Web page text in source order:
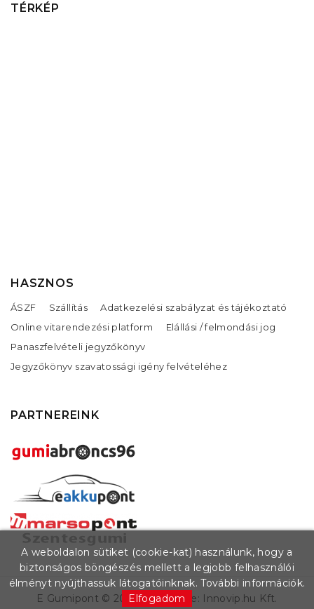
TÉRKÉP
HASZNOS
ÁSZF Szállítás
Adatkezelési szabályzat és tájékoztató
Online vitarendezési platform
Elállási / felmondási jog
Panaszfelvételi jegyzőkönyv
Jegyzőkönyv szavatossági igény felvételéhez
PARTNEREINK
E Gumipont © 2026. Készítette: Innovip.hu Kft.
A weboldalon sütiket (cookie-kat) használunk, hogy a
biztonságos böngészés mellett a legjobb felhasználói
élményt nyújthassuk látogatóinknak.További információk.
Elfogadom